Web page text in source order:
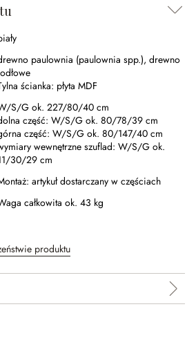
paulownia (paulownia spp.), drewno
ścianka: płyta MDF
S/G ok. 227/80/40 cm
część: W/S/G ok. 80/78/39 cm
część: W/S/G ok. 80/147/40 cm
wewnętrzne szuflad: W/S/G ok.
30/29 cm
artykuł dostarczany w częściach
całkowita ok. 43 kg
produktu